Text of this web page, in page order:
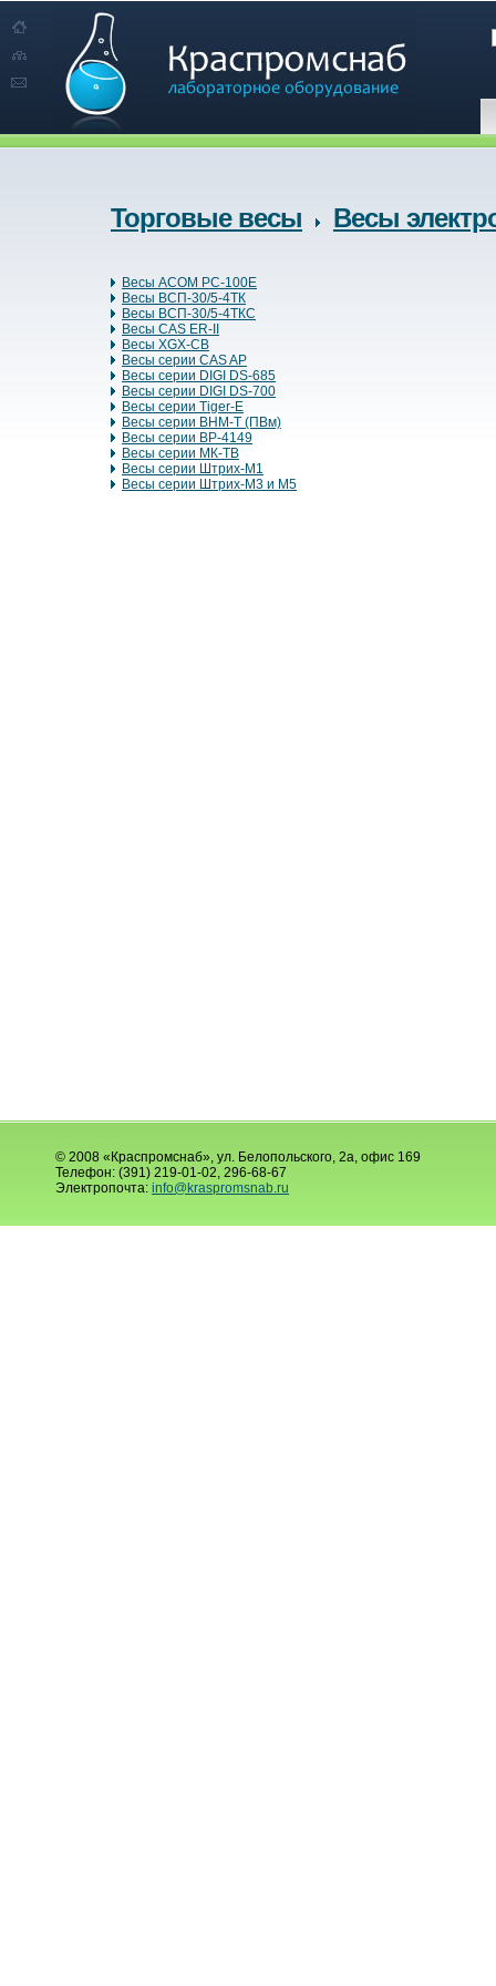
Торговые весы Весы
Весы ACOM PC-100E
Весы BСП-30/5-4ТК
Весы BСП-30/5-4ТКС
Весы CAS ER-II
Весы XGX-CB
Весы серии CAS AP
Весы серии DIGI DS-685
Весы серии DIGI DS-700
Весы серии Tiger-E
Весы серии ВНМ-Т (ПВм)
Весы серии ВР-4149
Весы серии МК-ТВ
Весы серии Штрих-М1
Весы серии Штрих-М3 и М5
© 2008 «Краспромснаб», ул. Белопольского, 2а, офис 169
Телефон: (391) 219-01-02, 296-68-67
Электропочта: info@kraspromsnab.ru